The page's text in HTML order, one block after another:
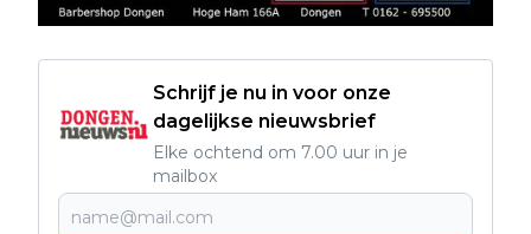
Schrijf je nu in voor onze
dagelijkse nieuwsbrief
Elke ochtend om 7.00 uur in je
mailbox